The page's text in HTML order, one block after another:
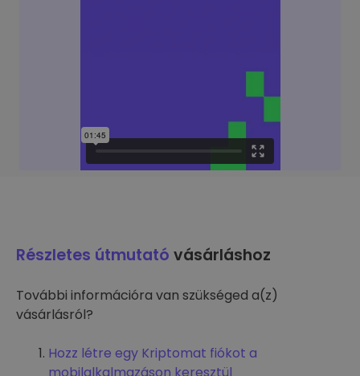
Részletes útmutató vásárláshoz
További információra van szükséged a(z)
vásárlásról?
Hozz létre egy Kriptomat fiókot a